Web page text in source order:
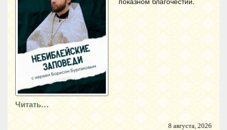
Читать…
8 августа, 2026